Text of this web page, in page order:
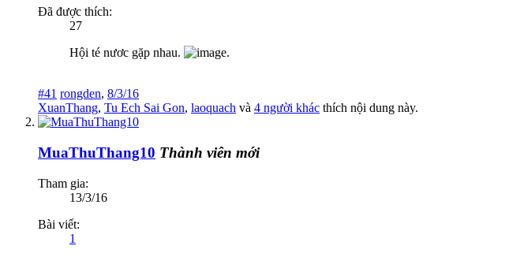
Đã được thích:
27
Hội té nươc gặp nhau.
#41 rongden, 8/3/16
XuanThang, Tu Ech Sai Gon, laoquach và 4 người khác thích nội dung này.
MuaThuThang10 Thành viên mới
Tham gia:
13/3/16
Bài viết:
1